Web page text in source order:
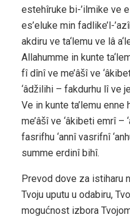
estehîruke bi-’ilmike ve
es’eluke min fadlike’l-
akdiru ve ta‘lemu ve lâ
Allahumme in kunte
fî dînî ve me’âšî ve
‘âdžilihi – fakdurhu lî ve
Ve in kunte ta’lemu
me’âšî ve ‘âkibeti emrî –
fasrifhu ‘annî vasrifnî
summe erdinî bihî.
Prevod dove za istiharu
Tvoju uputu u odabiru,
mogućnost izbora